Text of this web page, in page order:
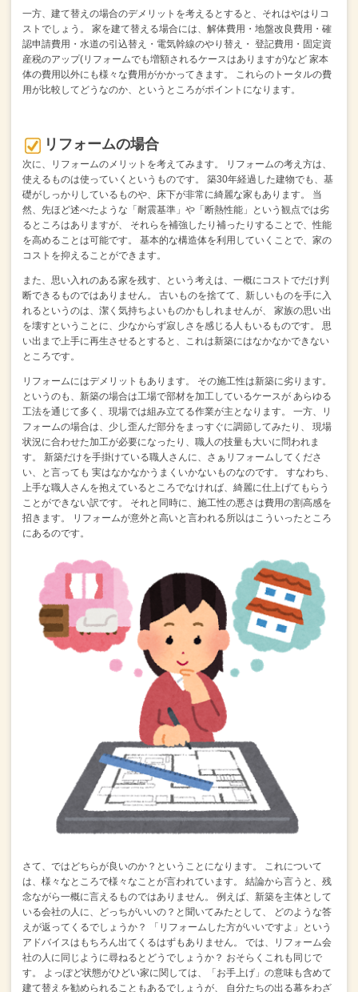
一方、建て替えの場合のデメリットを考えるとすると、それはやはりコ
ストでしょう。
家を建て替える場合には、解体費用・地盤改良費用・確
認申請費用・水道の引込替え・電気幹線のやり替え・ 登記費用・固定資
産税のアップ(リフォームでも増額されるケースはありますが)など 家本
体の費用以外にも様々な費用がかかってきます。
これらのトータルの費
用が比較してどうなのか、というところがポイントになります。
リフォームの場合
次に、リフォームのメリットを考えてみます。
リフォームの考え方は、
使えるものは使っていくというものです。
築30年経過した建物でも、基
礎がしっかりしているものや、床下が非常に綺麗な家もあります。
当
然、先ほど述べたような「耐震基準」や「断熱性能」という観点では劣
るところはありますが、
それらを補強したり補ったりすることで、性能
を高めることは可能です。
基本的な構造体を利用していくことで、家の
コストを抑えることができます。
また、思い入れのある家を残す、という考えは、一概にコストでだけ判
断できるものではありません。
古いものを捨てて、新しいものを手に入
れるというのは、潔く気持ちよいものかもしれませんが、
家族の思い出
を壊すということに、少なからず寂しさを感じる人もいるものです。
思
い出まで上手に再生させるとすると、これは新築にはなかなかできない
ところです。
リフォームにはデメリットもあります。
その施工性は新築に劣ります。
というのも、新築の場合は工場で部材を加工しているケースが あらゆる
工法を通じて多く、現場では組み立てる作業が主となります。
一方、リ
フォームの場合は、少し歪んだ部分をまっすぐに調節してみたり、
現場
状況に合わせた加工が必要になったり、職人の技量も大いに問われま
す。
新築だけを手掛けている職人さんに、さぁリフォームしてくださ
い、と言っても 実はなかなかうまくいかないものなのです。
すなわち、
上手な職人さんを抱えているところでなければ、綺麗に仕上げてもらう
ことができない訳です。
それと同時に、施工性の悪さは費用の割高感を
招きます。
リフォームが意外と高いと言われる所以はこういったところ
にあるのです。
さて、ではどちらが良いのか？ということになります。
これについて
は、様々なところで様々なことが言われています。
結論から言うと、残
念ながら一概に言えるものではありません。
例えば、新築を主体として
いる会社の人に、どっちがいいの？と聞いてみたとして、
どのような答
えが返ってくるでしょうか？
「リフォームした方がいいですよ」という
アドバイスはもちろん出てくるはずもありません。
では、リフォーム会
社の人に同じように尋ねるとどうでしょうか？ おそらくこれも同じで
す。
よっぽど状態がひどい家に関しては、「お手上げ」の意味も含めて
建て替えを勧められることもあるでしょうが、
自分たちの出る幕をわざ